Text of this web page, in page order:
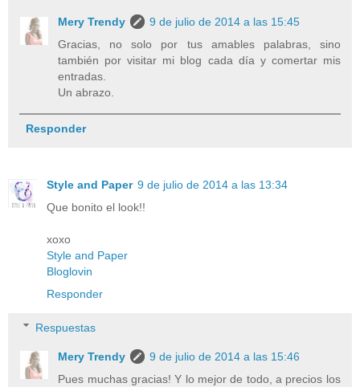
Mery Trendy
9 de julio de 2014 a las 15:45
Gracias, no solo por tus amables palabras, sino
también por visitar mi blog cada día y comertar mis
entradas.
Un abrazo.
Responder
Style and Paper 9 de julio de 2014 a las 13:34
Que bonito el look!!
xoxo
Style and Paper
Bloglovin
Responder
Respuestas
Mery Trendy
9 de julio de 2014 a las 15:46
Pues muchas gracias! Y lo mejor de todo, a precios los